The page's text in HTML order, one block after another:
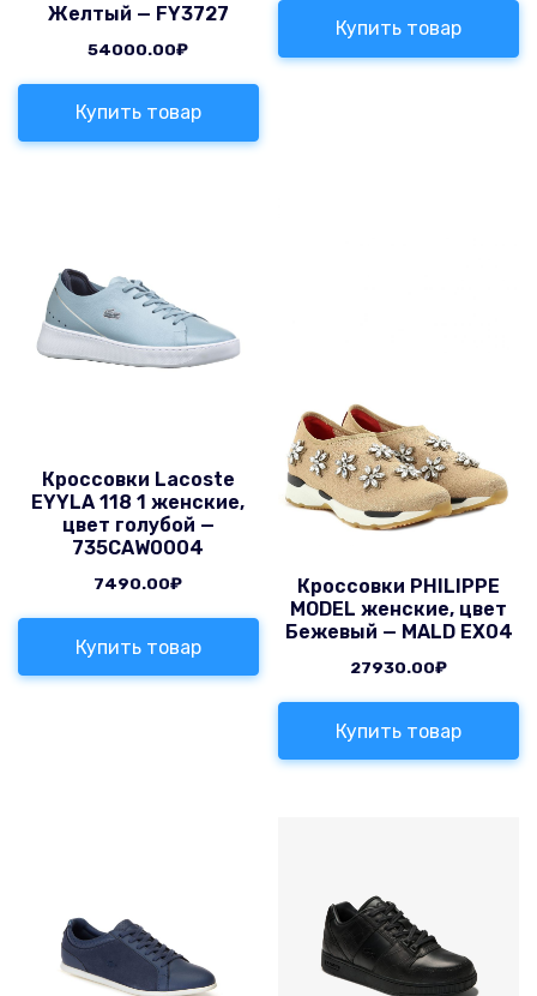
Желтый — FY3727
54000.00₽
Купить товар
Купить товар
Кроссовки Lacoste
EYYLA 118 1 женские,
цвет голубой —
735CAW0004
7490.00₽
Купить товар
Кроссовки PHILIPPE
MODEL женские, цвет
Бежевый — MALD EX04
27930.00₽
Купить товар